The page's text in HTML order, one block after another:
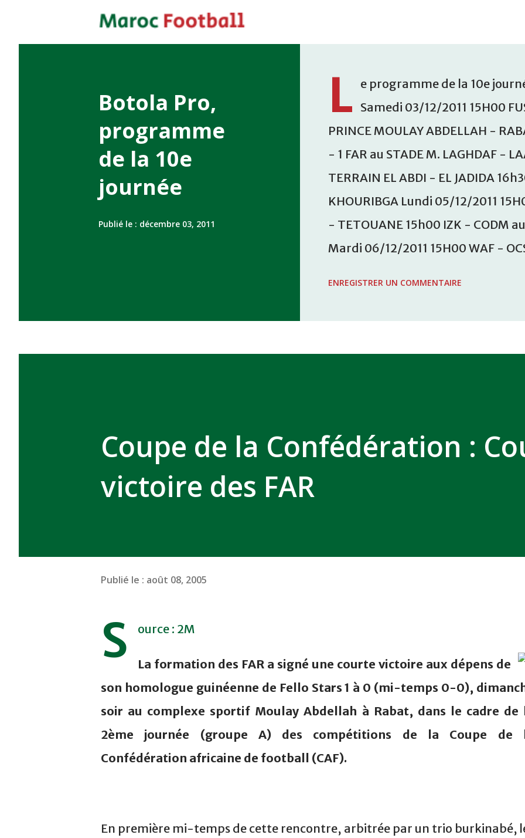
Botola Pro,
programme
de la 10e
journée
Publié le : décembre 03, 2011
L e programme de la 10e
Samedi 03/12/2011 15H00
PRINCE MOULAY ABDELLAH -
- 1 FAR au STADE M. LAGHDAF -
TERRAIN EL ABDI - EL JADIDA
KHOURIBGA Lundi 05/12/2011
- TETOUANE 15h00 IZK - CODM
Mardi 06/12/2011 15H00 WAF -
ENREGISTRER UN COMMENTAIRE
Coupe de la Confédération :
victoire des FAR
Publié le : août 08, 2005
S ource : 2M
La formation des FAR a signé une courte victoire aux dépens de
son homologue guinéenne de Fello Stars 1 à 0 (mi-temps 0-0),
soir au complexe sportif Moulay Abdellah à Rabat, dans le cadre de
2ème journée (groupe A) des compétitions de la Coupe de
Confédération africaine de football (CAF).
En première mi-temps de cette rencontre, arbitrée par un trio burkinabé,